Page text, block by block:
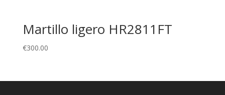
Martillo ligero HR2811FT
€300.00